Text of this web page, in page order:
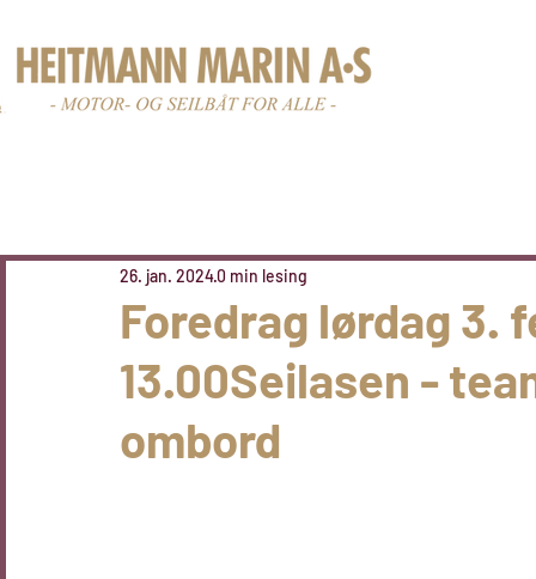
Foredrag lørdag 3.
13.00Seilasen -
ombord
26. jan. 20240 min lesing